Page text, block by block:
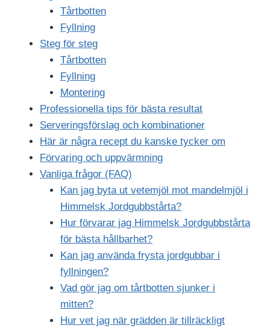
Tårtbotten
Fyllning
Steg för steg
Tårtbotten
Fyllning
Montering
Professionella tips för bästa resultat
Serveringsförslag och kombinationer
Här är några recept du kanske tycker om
Förvaring och uppvärmning
Vanliga frågor (FAQ)
Kan jag byta ut vetemjöl mot mandelmjöl i
Himmelsk Jordgubbstårta?
Hur förvarar jag Himmelsk Jordgubbstårta
för bästa hållbarhet?
Kan jag använda frysta jordgubbar i
fyllningen?
Vad gör jag om tårtbotten sjunker i
mitten?
Hur vet jag när grädden är tillräckligt